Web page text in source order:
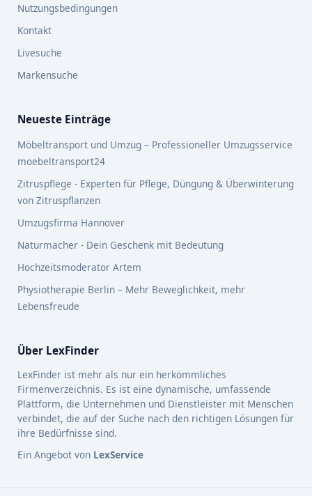
Nutzungsbedingungen
Kontakt
Livesuche
Markensuche
Neueste Einträge
Möbeltransport und Umzug – Professioneller Umzugsservice
moebeltransport24
Zitruspflege - Experten für Pflege, Düngung & Überwinterung
von Zitruspflanzen
Umzugsfirma Hannover
Naturmacher - Dein Geschenk mit Bedeutung
Hochzeitsmoderator Artem
Physiotherapie Berlin – Mehr Beweglichkeit, mehr
Lebensfreude
Über LexFinder
LexFinder ist mehr als nur ein herkömmliches
Firmenverzeichnis. Es ist eine dynamische, umfassende
Plattform, die Unternehmen und Dienstleister mit Menschen
verbindet, die auf der Suche nach den richtigen Lösungen für
ihre Bedürfnisse sind.
Ein Angebot von LexService